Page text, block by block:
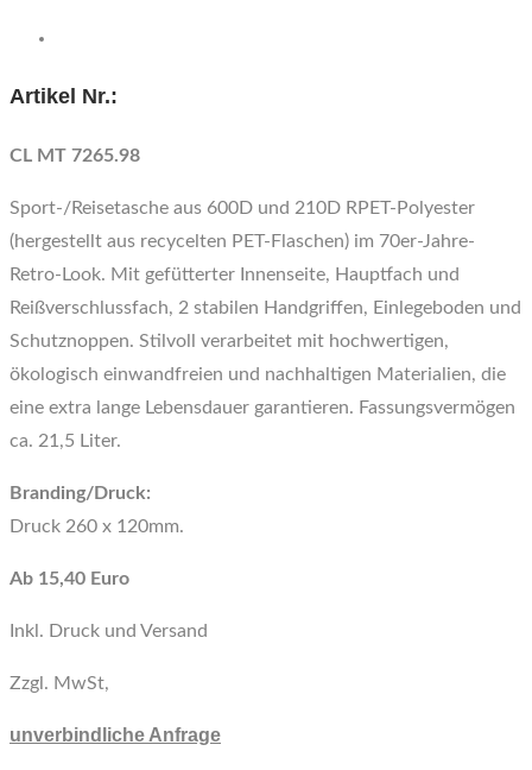
Artikel Nr.:
CL MT 7265.98
Sport-/Reisetasche aus 600D und 210D RPET-Polyester
(hergestellt aus recycelten PET-Flaschen) im 70er-Jahre-
Retro-Look. Mit gefütterter Innenseite, Hauptfach und
Reißverschlussfach, 2 stabilen Handgriffen, Einlegeboden und
Schutznoppen. Stilvoll verarbeitet mit hochwertigen,
ökologisch einwandfreien und nachhaltigen Materialien, die
eine extra lange Lebensdauer garantieren. Fassungsvermögen
ca. 21,5 Liter.
Branding/Druck:
Druck 260 x 120mm.
Ab 15,40 Euro
Inkl. Druck und Versand
Zzgl. MwSt,
unverbindliche Anfrage